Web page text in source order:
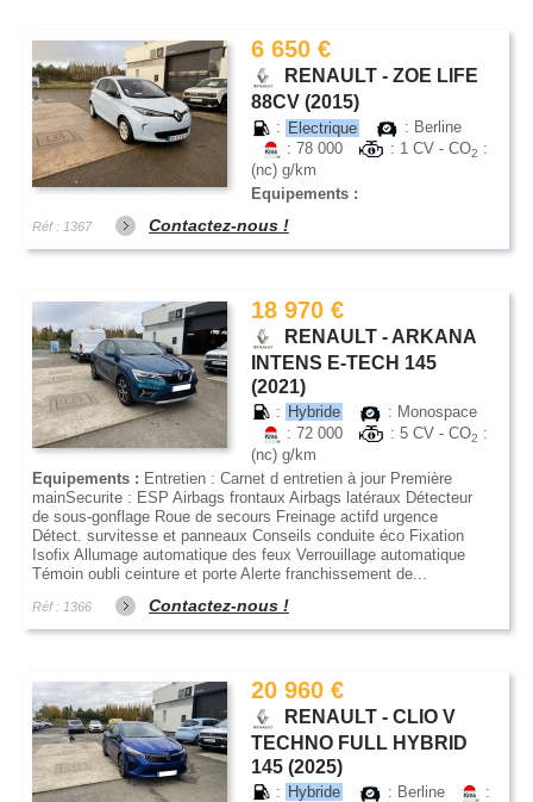
6 650 €
RENAULT - ZOE LIFE
88CV (2015)
: Electrique
: Berline
: 78 000
: 1 CV - CO2 :
(nc) g/km
Equipements :
Réf : 1367 Contactez-nous !
18 970 €
RENAULT - ARKANA
INTENS E-TECH 145
(2021)
: Hybride
: Monospace
: 72 000
: 5 CV - CO2 :
(nc) g/km
Equipements : Entretien : Carnet d entretien à jour Première
mainSecurite : ESP Airbags frontaux Airbags latéraux Détecteur
de sous-gonflage Roue de secours Freinage actifd urgence
Détect. survitesse et panneaux Conseils conduite éco Fixation
Isofix Allumage automatique des feux Verrouillage automatique
Témoin oubli ceinture et porte Alerte franchissement de...
Réf : 1366 Contactez-nous !
20 960 €
RENAULT - CLIO V
TECHNO FULL HYBRID
145 (2025)
: Hybride : Berline
: